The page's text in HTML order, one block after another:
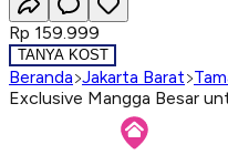
Rp 159.999
TANYA KOST
Beranda Jakarta Barat
Exclusive Mangga Besar